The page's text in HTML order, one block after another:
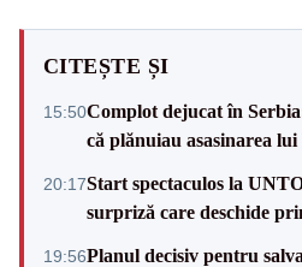
CITEȘTE ȘI
15:50Complot dejucat în
că plănuiau asasinarea
20:17Start spectaculos la
surpriză care deschide
19:56Planul decisiv pentru